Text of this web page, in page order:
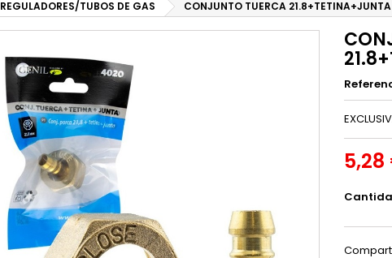
REGULADORES/TUBOS DE GAS CONJUNTO TUERCA 21.8+TETINA+JUNTA
5,28